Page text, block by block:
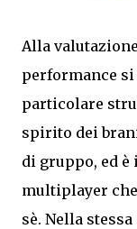
Alla
performance si
particolare
spirito dei
di gruppo, ed
multiplayer
sè. Nella